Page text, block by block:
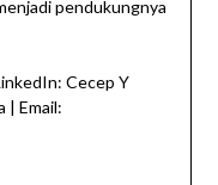
pendukungnya
Cecep Y
| Email: